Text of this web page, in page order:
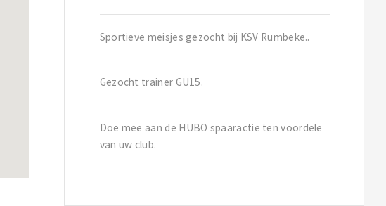
Sportieve meisjes gezocht bij KSV Rumbeke..
Gezocht trainer GU15.
Doe mee aan de HUBO spaaractie ten voordele
van uw club.